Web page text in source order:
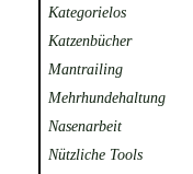
Kategorielos
Katzenbücher
Mantrailing
Mehrhundehaltung
Nasenarbeit
Nützliche Tools